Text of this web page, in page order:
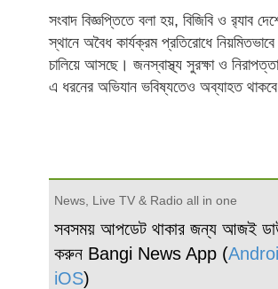
সংবাদ বিজ্ঞপ্তিতে বলা হয়, বিজিবি ও র‍্যাব
স্থানে অবৈধ কার্যক্রম প্রতিরোধে
চালিয়ে আসছে। জনস্বাস্থ্য সুরক্ষা ও
এ ধরনের অভিযান ভবিষ্যতেও অব্যাহত
News, Live TV & Radio all in one
সবসময় আপডেট থাকার জন্য আজই
করুন Bangi News App (
iOS)